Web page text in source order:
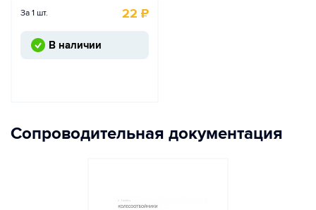
За 1 шт. 22 ₽
В наличии
Сопроводительная документация